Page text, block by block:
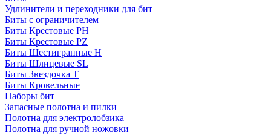
Удлинители и переходники для бит
Биты с ограничителем
Биты Крестовые PH
Биты Крестовые PZ
Биты Шестигранные H
Биты Шлицевые SL
Биты Звездочка T
Биты Кровельные
Наборы бит
Запасные полотна и пилки
Полотна для электролобзика
Полотна для ручной ножовки